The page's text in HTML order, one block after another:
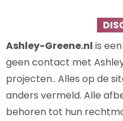
Ashley-Greene.nl is
geen contact met
projecten.. Alles op de
anders vermeld. Alle
behoren tot hun